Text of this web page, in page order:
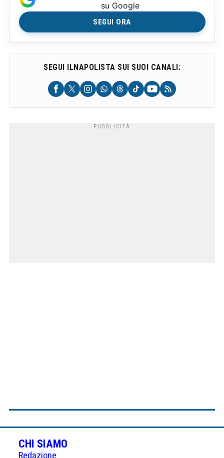
su Google
SEGUI ORA
SEGUI ILNAPOLISTA SUI SUOI CANALI:
CHI SIAMO
Redazione